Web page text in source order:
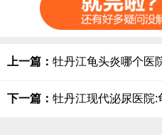
上一篇： 牡丹江龟头炎哪个医
下一篇： 牡丹江现代泌尿医院: